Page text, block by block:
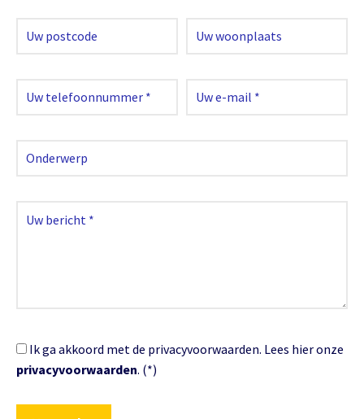
Ik ga akkoord met de privacyvoorwaarden. Lees hier onze
privacyvoorwaarden. (*)